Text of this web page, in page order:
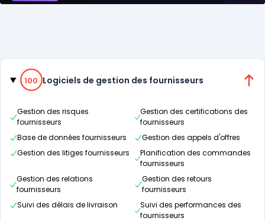
Catégories
100% de compatibilité
100 Logiciels de gestion des fournisseurs
Gestion des risques
fournisseurs
Gestion des certifications des
fournisseurs
Base de données fournisseurs
Gestion des appels d'offres
Gestion des litiges fournisseurs
Planification des commandes
fournisseurs
Gestion des relations
fournisseurs
Gestion des retours
fournisseurs
Suivi des délais de livraison
Suivi des performances des
fournisseurs